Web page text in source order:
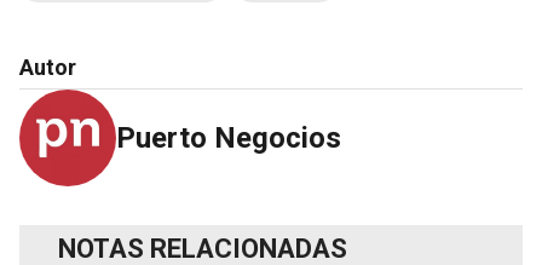
Autor
Puerto Negocios
NOTAS RELACIONADAS